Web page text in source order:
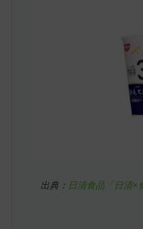
出典： 日清食品「日清×